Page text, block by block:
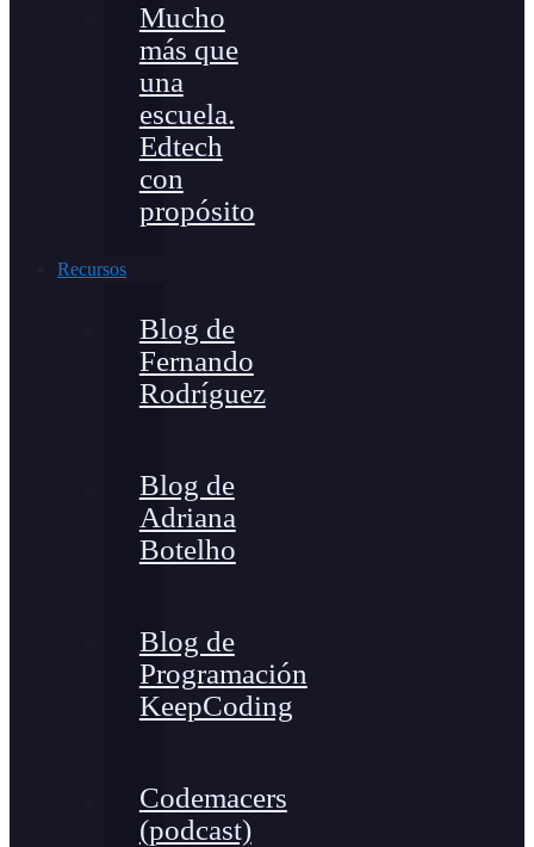
Mucho
más que
una
escuela.
Edtech
con
propósito
Recursos
Blog de
Fernando
Rodríguez
Blog de
Adriana
Botelho
Blog de
Programación
KeepCoding
Codemacers
(podcast)